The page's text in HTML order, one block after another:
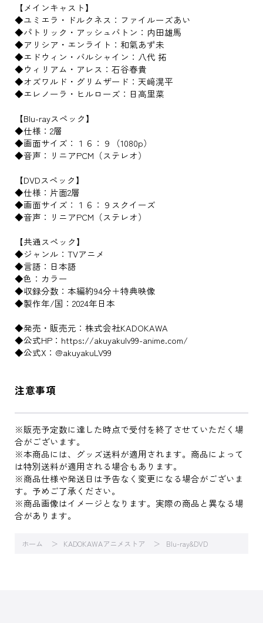
【メインキャスト】
◆ユミエラ・ドルクネス：ファイルーズあい
◆パトリック・アッシュバトン：内田雄馬
◆アリシア・エンライト：和氣あず未
◆エドウィン・バルシャイン：八代 拓
◆ウィリアム・アレス：石谷春貴
◆オズワルド・グリムザード：天﨑滉平
◆エレノーラ・ヒルローズ：日高里菜
【Blu-rayスペック】
◆仕様：2層
◆画面サイズ：１６：９（1080p）
◆音声：リニアPCM（ステレオ）
【DVDスペック】
◆仕様：片面2層
◆画面サイズ：１６：９スクイーズ
◆音声：リニアPCM（ステレオ）
【共通スペック】
◆ジャンル：TVアニメ
◆言語：日本語
◆色：カラー
◆収録分数：本編約94分＋特典映像
◆製作年/国：2024年日本
◆発売・販売元：株式会社KADOKAWA
◆公式HP：https://akuyakulv99-anime.com/
◆公式X：@akuyakuLV99
注意事項
※販売予定数に達した時点で受付を終了させていただく場
合がございます。
※本商品には、グッズ送料が適用されます。商品によって
は特別送料が適用される場合もあります。
※商品仕様や発送日は予告なく変更になる場合がございま
す。予めご了承ください。
※商品画像はイメージとなります。実際の商品と異なる場
合があります。
ホーム KADOKAWAアニメストア Blu-ray&DVD